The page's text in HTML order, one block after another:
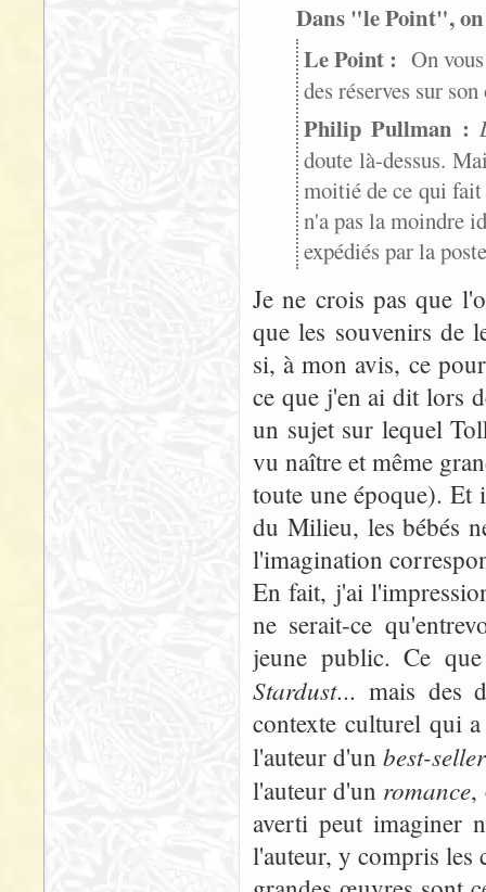
Dans "le Point",
Le Point : On
des réserves sur
Philip Pullman :
doute là-dessus.
moitié de ce qui
n'a pas la moindre
expédiés par la
Je ne crois pas que
que les souvenirs de
si, à mon avis, ce
ce que j'en ai dit lors
un sujet sur lequel
vu naître et même
toute une époque). Et
du Milieu, les bébés
l'imagination
En fait, j'ai
ne serait-ce
jeune public. Ce
Stardust... mais des
contexte culturel qui
l'auteur d'unbest-seller
l'auteur d'un romance,
averti peut imaginer
l'auteur, y compris les